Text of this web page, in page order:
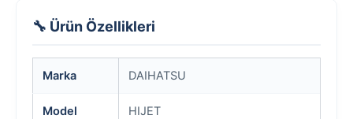
🔧 Ürün Özellikleri
Marka DAIHATSU
Model HIJET